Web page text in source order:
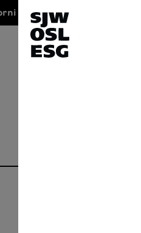
lavorativi